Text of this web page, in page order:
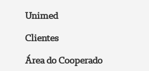
Unimed
Clientes
Área do Cooperado